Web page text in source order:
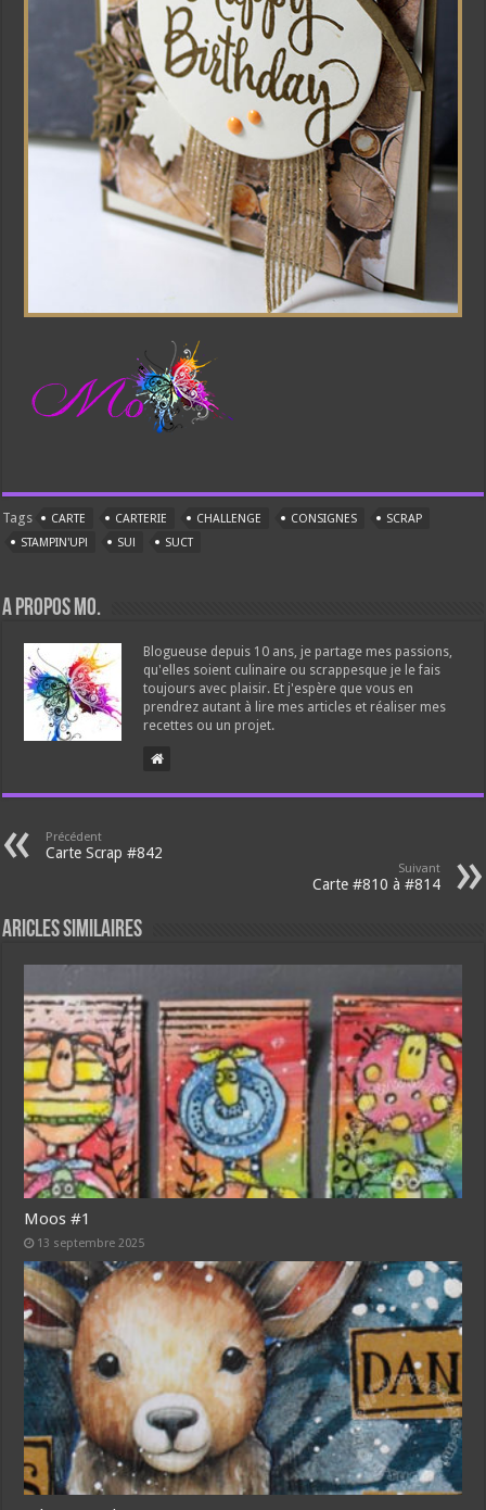
Tags CARTE CARTERIE CHALLENGE CONSIGNES
SCRAP
STAMPIN'UP!
SU! SUCT
A propos Mo.
Blogueuse depuis 10 ans, je partage mes passions,
qu'elles soient culinaire ou scrappesque je le fais
toujours avec plaisir. Et j'espère que vous en
prendrez autant à lire mes articles et réaliser mes
recettes ou un projet.
Précédent
Carte Scrap #842
Suivant
Carte #810 à #814
Aricles similaires
Moos #1
13 septembre 2025